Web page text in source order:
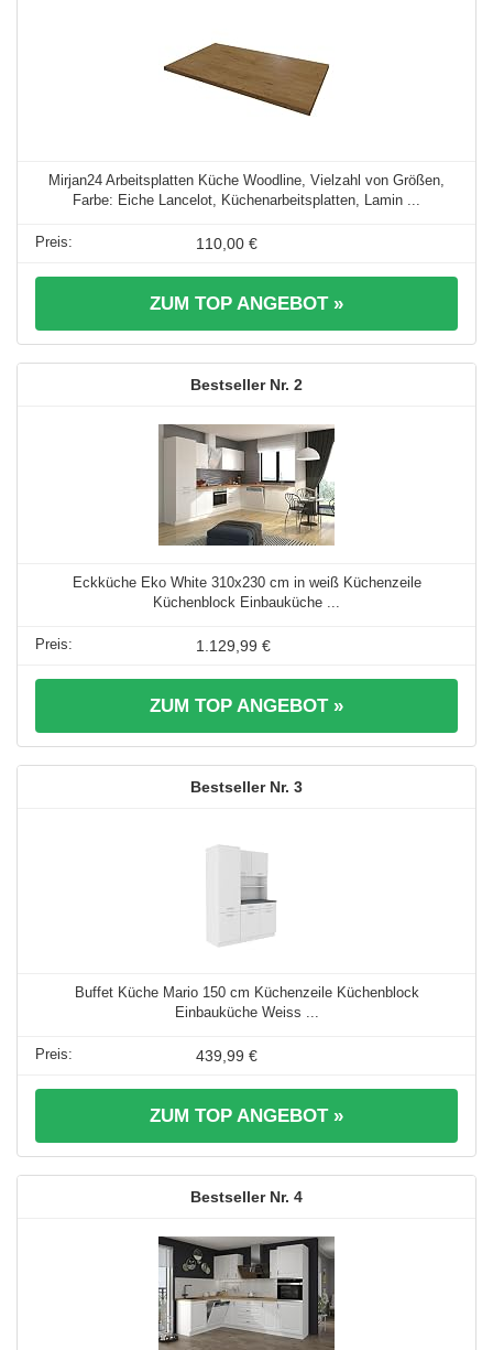
Mirjan24 Arbeitsplatten Küche Woodline, Vielzahl von Größen,
Farbe: Eiche Lancelot, Küchenarbeitsplatten, Lamin ...
110,00 €
ZUM TOP ANGEBOT »
2
Eckküche Eko White 310x230 cm in weiß Küchenzeile
Küchenblock Einbauküche ...
1.129,99 €
ZUM TOP ANGEBOT »
3
Buffet Küche Mario 150 cm Küchenzeile Küchenblock
Einbauküche Weiss ...
439,99 €
ZUM TOP ANGEBOT »
4